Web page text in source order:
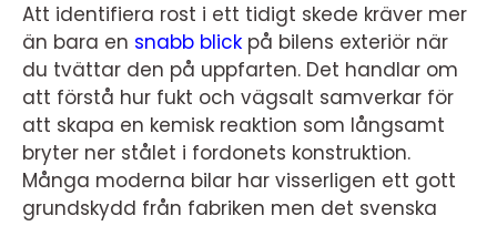
Att identifiera rost i ett tidigt skede kräver mer
än bara en snabb blick på bilens exteriör när
du tvättar den på uppfarten. Det handlar om
att förstå hur fukt och vägsalt samverkar för
att skapa en kemisk reaktion som långsamt
bryter ner stålet i fordonets konstruktion.
Många moderna bilar har visserligen ett gott
grundskydd från fabriken men det svenska